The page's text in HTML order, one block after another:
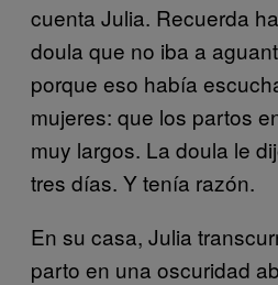
cuenta Julia. Recuerda
doula que no iba a
porque eso había
mujeres: que los partos
muy largos. La doula le
tres días. Y tenía razón.
En su casa, Julia
parto en una oscuridad